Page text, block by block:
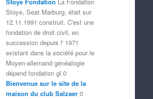
Stoye, Seat Marburg, était sur
12.11.1991 construit. C'est une
fondation de droit civil, en
succession depuis l' 1971
existant dans la société pour le
Moyen-allemand généalogie
dépend fondation gl 0
Bienvenue sur le site de la
maison du club Salzaer 0